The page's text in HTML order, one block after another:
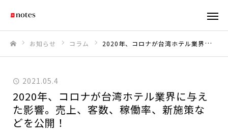
お知らせ コラム 2020年、コロナが台湾ホテル業界に与えた影響。売上、客数、稼働率、新施策などを公開！
2021.05.4
2020年、コロナが台湾ホテル業界に与え
た影響。売上、客数、稼働率、新施策な
どを公開！